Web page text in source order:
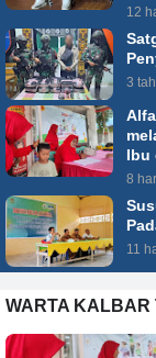
12
3
Ibu
8
11
WARTA KALBAR